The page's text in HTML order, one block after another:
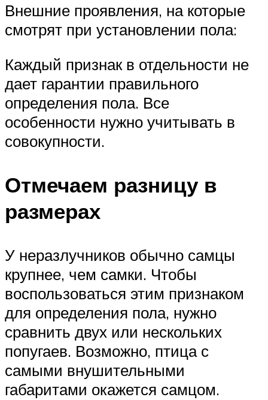
Внешние проявления, на которые
смотрят при установлении пола:
Каждый признак в отдельности не
дает гарантии правильного
определения пола. Все
особенности нужно учитывать в
совокупности.
Отмечаем разницу в
размерах
У неразлучников обычно самцы
крупнее, чем самки. Чтобы
воспользоваться этим признаком
для определения пола, нужно
сравнить двух или нескольких
попугаев. Возможно, птица с
самыми внушительными
габаритами окажется самцом.